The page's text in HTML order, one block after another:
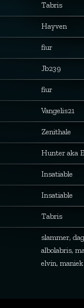
Tabris
Hayven
fiur
Jb239
fiur
Vangelis21
Zenithale
Hunter aka
Insatiable
Insatiable
Tabris
slammer,
albolabris,
elvin, maniek